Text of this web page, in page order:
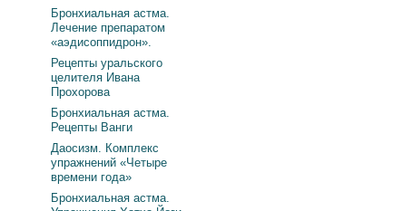
Бронхиальная астма.
Лечение препаратом
«аэдисоппидрон».
Рецепты уральского
целителя Ивана
Прохорова
Бронхиальная астма.
Рецепты Ванги
Даосизм. Комплекс
упражнений «Четыре
времени года»
Бронхиальная астма.